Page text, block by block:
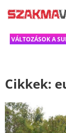
VÁLTOZÁSOK A
Cikkek: